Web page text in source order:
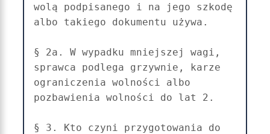
wolą podpisanego i na jego szkodę
albo takiego dokumentu używa.
§ 2a. W wypadku mniejszej wagi,
sprawca podlega grzywnie, karze
ograniczenia wolności albo
pozbawienia wolności do lat 2.
§ 3. Kto czyni przygotowania do